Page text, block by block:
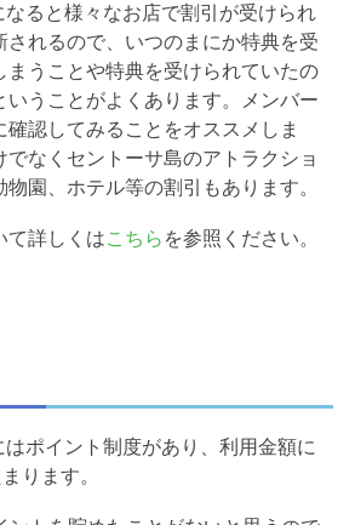
ると様々なお店で割引が受けられ
されるので、いつのまにか特典を受
まうことや特典を受けられていたの
いうことがよくあります。メンバー
確認してみることをオススメしま
なくセントーサ島のアトラクショ
園、ホテル等の割引もあります。
て詳しくはこちら を参照ください。
ポイント制度があり、利用金額に
ります。